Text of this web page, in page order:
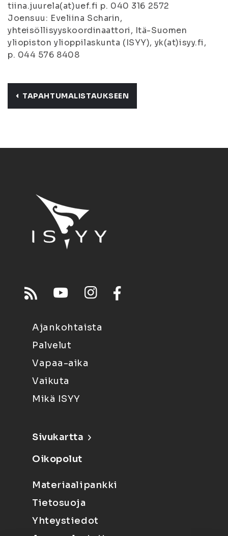
tiina.juurela(at)uef.fi p. 040 316 2572
Joensuu: Eveliina Scharin,
yhteisöllisyyskoordinaattori, Itä-Suomen
yliopiston ylioppilaskunta (ISYY), yk(at)isyy.fi,
p. 044 576 8408
TAPAHTUMALISTAUKSEEN
Ajankohtaista
Palvelut
Vapaa-aika
Vaikuta
Mikä ISYY
Sivukartta
Oikopolut
Materiaalipankki
Tietosuoja
Yhteystiedot